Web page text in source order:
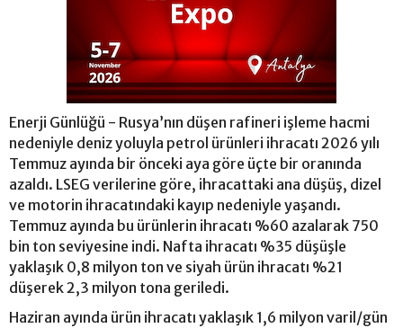
Enerji Günlüğü - Rusya’nın düşen rafineri işleme hacmi
nedeniyle deniz yoluyla petrol ürünleri ihracatı 2026 yılı
Temmuz ayında bir önceki aya göre üçte bir oranında
azaldı. LSEG verilerine göre, ihracattaki ana düşüş, dizel
ve motorin ihracatındaki kayıp nedeniyle yaşandı.
Temmuz ayında bu ürünlerin ihracatı %60 azalarak 750
bin ton seviyesine indi. Nafta ihracatı %35 düşüşle
yaklaşık 0,8 milyon ton ve siyah ürün ihracatı %21
düşerek 2,3 milyon tona geriledi.
Haziran ayında ürün ihracatı yaklaşık 1,6 milyon varil/gün